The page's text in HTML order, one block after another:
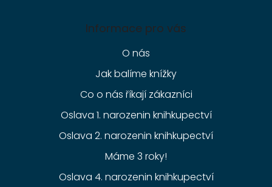
Informace pro vás
O nás
Jak balíme knížky
Co o nás říkají zákazníci
Oslava 1. narozenin knihkupectví
Oslava 2. narozenin knihkupectví
Máme 3 roky!
Oslava 4. narozenin knihkupectví